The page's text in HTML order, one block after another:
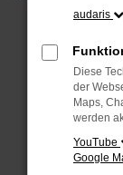
Fehler:
Beim Laden
Hier sind
Laden
audaris
Diese
der
Maps,
werden
YouTube
Google